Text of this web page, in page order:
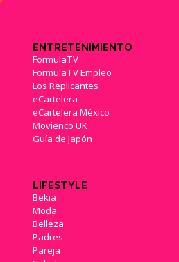
ENTRETENIMIENTO
FormulaTV
FormulaTV Empleo
Los Replicantes
eCartelera
eCartelera México
Movienco UK
Guía de Japón
LIFESTYLE
Bekia
Moda
Belleza
Padres
Pareja